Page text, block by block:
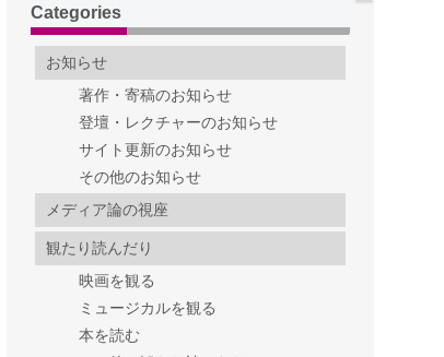
Categories
お知らせ
著作・寄稿のお知らせ
登壇・レクチャーのお知らせ
サイト更新のお知らせ
その他のお知らせ
メディア論の視座
観たり読んだり
映画を観る
ミュージカルを観る
本を読む